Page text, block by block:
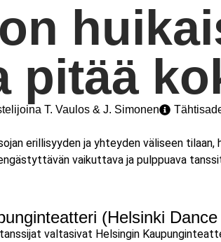
pitää
T. Vaulos & J. Simonen
erillisyyden ja yhteyden väliseen
vaikuttava ja pulppuava
(Helsinki
valtasivat Helsingin